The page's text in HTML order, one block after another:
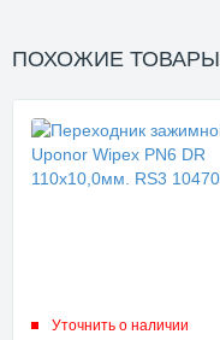
ПОХОЖИЕ ТОВАРЫ
Уточнить о наличии